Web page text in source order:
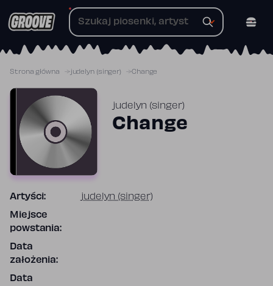
do
Strona główna ​judelyn (singer) Change
​judelyn (singer)
Change
Artyści: ​judelyn (singer)
Miejsce
powstania:
Data
założenia:
Data